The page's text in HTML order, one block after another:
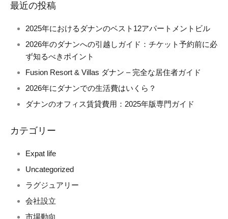
最近の投稿
2025年におけるダナンのベスト12アパートメントビル
2026年のダナンへの引越しガイド：チケット予約前に必
ず知るべきポイント
Fusion Resort & Villas ダナン – 完全な居住者ガイド
2026年にダナンでの生活費はいくら？
ダナンのオフィス賃貸費用：2025年版専門ガイド
カテゴリー
Expat life
Uncategorized
ラグジュアリー
会社設立
市場動向